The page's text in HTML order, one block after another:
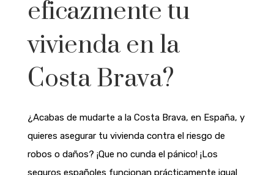
eficazmente tu
vivienda en la
Costa Brava?
¿Acabas de mudarte a la Costa Brava, en España, y
quieres asegurar tu vivienda contra el riesgo de
robos o daños? ¡Que no cunda el pánico! ¡Los
seguros españoles funcionan prácticamente igual